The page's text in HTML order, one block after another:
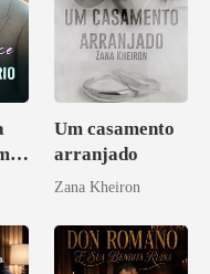
Um casamento
arranjado
Zana Kheiron